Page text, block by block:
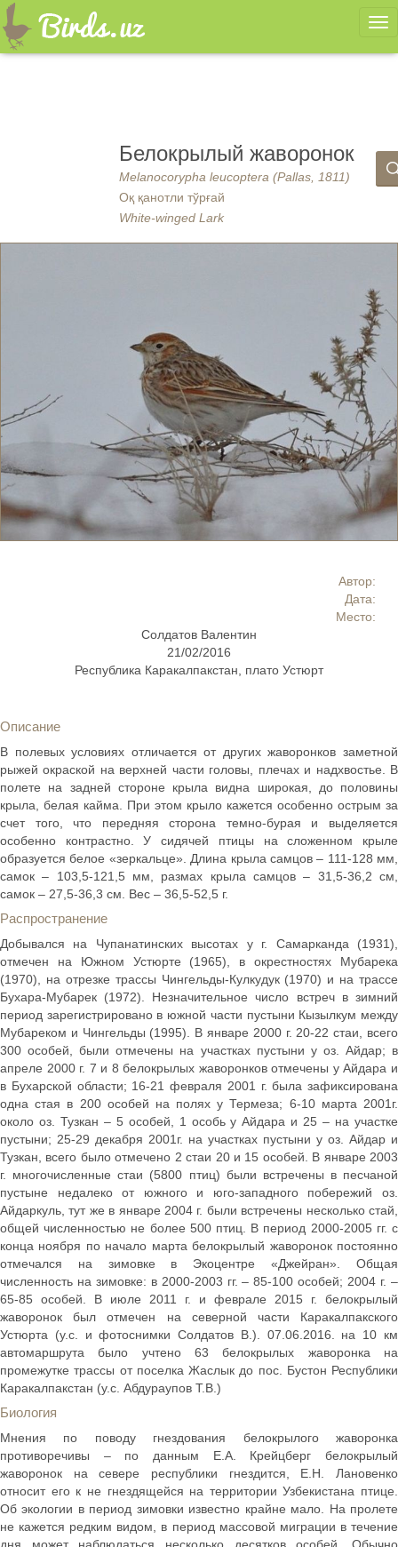
Белокрылый жаворонок
Melanocorypha leucoptera (Pallas, 1811)
Оқ қанотли тўрғай
White-winged Lark
Автор:
Дата:
Место:
Солдатов Валентин
21/02/2016
Республика Каракалпакстан, плато Устюрт
Описание
В полевых условиях отличается от других жаворонков заметной
рыжей окраской на верхней части головы, плечах и надхвостье. В
полете на задней стороне крыла видна широкая, до половины
крыла, белая кайма. При этом крыло кажется особенно острым за
счет того, что передняя сторона темно-бурая и выделяется
особенно контрастно. У сидячей птицы на сложенном крыле
образуется белое «зеркальце». Длина крыла самцов – 111-128 мм,
самок – 103,5-121,5 мм, размах крыла самцов – 31,5-36,2 см,
самок – 27,5-36,3 см. Вес – 36,5-52,5 г.
Распространение
Добывался на Чупанатинских высотах у г. Самарканда (1931),
отмечен на Южном Устюрте (1965), в окрестностях Мубарека
(1970), на отрезке трассы Чингельды-Кулкудук (1970) и на трассе
Бухара-Мубарек (1972). Незначительное число встреч в зимний
период зарегистрировано в южной части пустыни Кызылкум между
Мубареком и Чингельды (1995). В январе 2000 г. 20-22 стаи, всего
300 особей, были отмечены на участках пустыни у оз. Айдар; в
апреле 2000 г. 7 и 8 белокрылых жаворонков отмечены у Айдара и
в Бухарской области; 16-21 февраля 2001 г. была зафиксирована
одна стая в 200 особей на полях у Термеза; 6-10 марта 2001г.
около оз. Тузкан – 5 особей, 1 особь у Айдара и 25 – на участке
пустыни; 25-29 декабря 2001г. на участках пустыни у оз. Айдар и
Тузкан, всего было отмечено 2 стаи 20 и 15 особей. В январе 2003
г. многочисленные стаи (5800 птиц) были встречены в песчаной
пустыне недалеко от южного и юго-западного побережий оз.
Айдаркуль, тут же в январе 2004 г. были встречены несколько стай,
общей численностью не более 500 птиц. В период 2000-2005 гг. с
конца ноября по начало марта белокрылый жаворонок постоянно
отмечался на зимовке в Экоцентре «Джейран». Общая
численность на зимовке: в 2000-2003 гг. – 85-100 особей; 2004 г. –
65-85 особей. В июле 2011 г. и феврале 2015 г. белокрылый
жаворонок был отмечен на северной части Каракалпакского
Устюрта (у.с. и фотоснимки Солдатов В.). 07.06.2016. на 10 км
автомаршрута было учтено 63 белокрылых жаворонка на
промежутке трассы от поселка Жаслык до пос. Бустон Республики
Каракалпакстан (у.с. Абдураупов Т.В.)
Биология
Мнения по поводу гнездования белокрылого жаворонка
противоречивы – по данным Е.А. Крейцберг белокрылый
жаворонок на севере республики гнездится, Е.Н. Лановенко
относит его к не гнездящейся на территории Узбекистана птице.
Об экологии в период зимовки известно крайне мало. На пролете
не кажется редким видом, в период массовой миграции в течение